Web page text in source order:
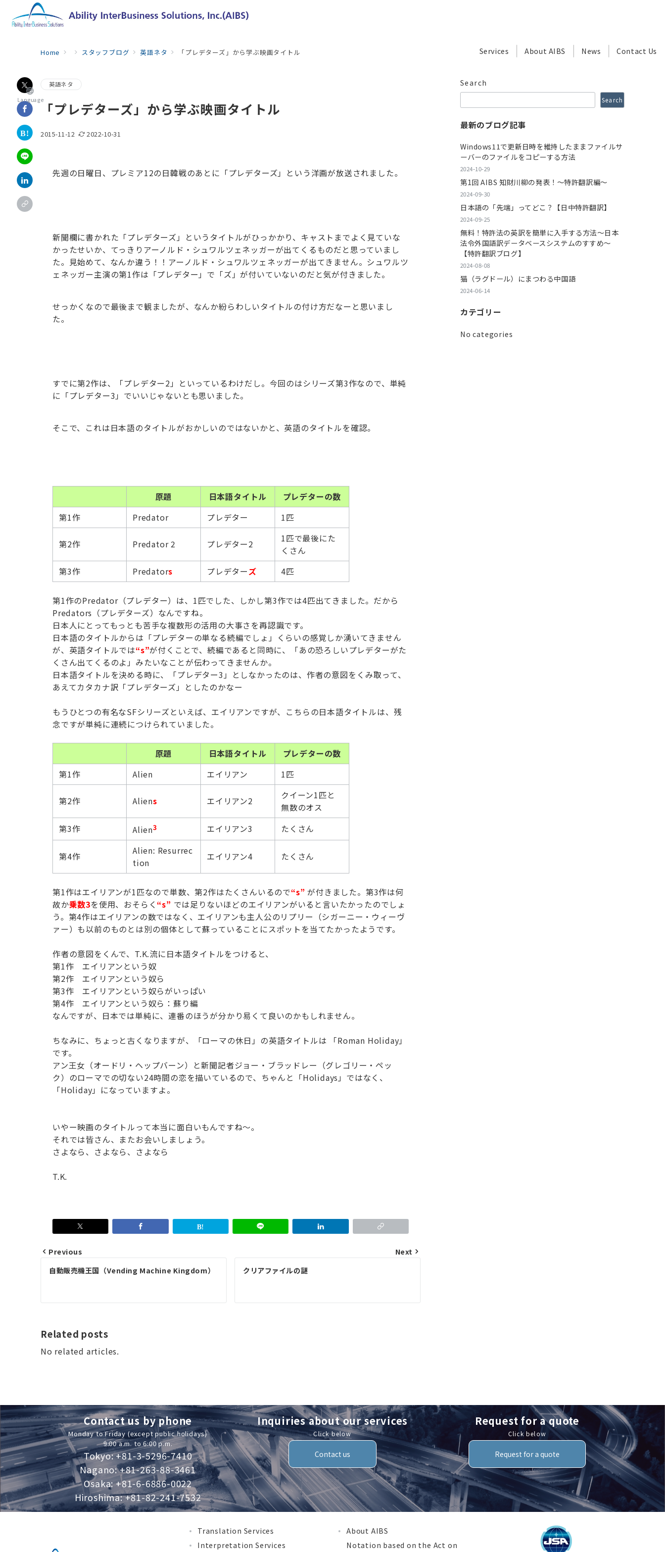
Services About AIBS News Contact Us
Language
Home スタッフブログ 英語ネタ 「プレデターズ」から学ぶ映画タイトル
英語ネタ
「プレデターズ」から学ぶ映画タイトル
2015-11-12 2022-10-31
先週の日曜日、プレミア12の日韓戦のあとに「プレデターズ」という洋画が放送されました。
新聞欄に書かれた「プレデターズ」というタイトルがひっかかり、キャストまでよく見ていな
かったせいか、てっきりアーノルド・シュワルツェネッガーが出てくるものだと思っていまし
た。見始めて、なんか違う！！アーノルド・シュワルツェネッガーが出てきません。シュワルツ
ェネッガー主演の第1作は「プレデター」で「ズ」が付いていないのだと気が付きました。
せっかくなので最後まで観ましたが、なんか紛らわしいタイトルの付け方だなーと思いまし
た。
すでに第2作は、「プレデター2」といっているわけだし。今回のはシリーズ第3作なので、単純
に「プレデター3」でいいじゃないとも思いました。
そこで、これは日本語のタイトルがおかしいのではないかと、英語のタイトルを確認。
原題 日本語タイトル
プレデターの数
第1作
Predator プレデター 1匹
第2作 Predator 2 プレデター2
1匹で最後にた
くさん
第3作
Predators プレデターズ 4匹
第1作のPredator（プレデター）は、1匹でした、しかし第3作では4匹出てきました。だから
Predators（プレデターズ）なんですね。
日本人にとってもっとも苦手な複数形の活用の大事さを再認識です。
日本語のタイトルからは「プレデターの単なる続編でしょ」くらいの感覚しか湧いてきません
が、英語タイトルでは“s”が付くことで、続編であると同時に、「あの恐ろしいプレデターがた
くさん出てくるのよ」みたいなことが伝わってきませんか。
日本語タイトルを決める時に、「プレデター3」としなかったのは、作者の意図をくみ取って、
あえてカタカナ訳「プレデターズ」としたのかなー
もうひとつの有名なSFシリーズといえば、エイリアンですが、こちらの日本語タイトルは、残
念ですが単純に連続につけられていました。
原題 日本語タイトル
プレデターの数
第1作
Alien エイリアン 1匹
第2作 Aliens エイリアン2
クイーン1匹と
無数のオス
第3作
Alien3 エイリアン3 たくさん
第4作
Alien: Resurrec
tion
エイリアン4 たくさん
第1作はエイリアンが1匹なので単数、第2作はたくさんいるので“s”が付きました。第3作は何
故か乗数3を使用、おそらく“s” では足りないほどのエイリアンがいると言いたかったのでしょ
う。第4作はエイリアンの数ではなく、エイリアンも主人公のリプリー（シガーニー・ウィーヴ
ァー）も以前のものとは別の個体として蘇っていることにスポットを当てたかったようです。
作者の意図をくんで、T.K.流に日本語タイトルをつけると、
第1作 エイリアンという奴
第2作 エイリアンという奴ら
第3作 エイリアンという奴らがいっぱい
第4作 エイリアンという奴ら：蘇り編
なんですが、日本では単純に、連番のほうが分かり易くて良いのかもしれません。
ちなみに、ちょっと古くなりますが、「ローマの休日」の英語タイトルは 「Roman Holiday」
です。
アン王女（オードリ・ヘップバーン）と新聞記者ジョー・ブラッドレー（グレゴリー・ペッ
ク）のローマでの切ない24時間の恋を描いているので、ちゃんと「Holidays」ではなく、
「Holiday」になっていますよ。
いやー映画のタイトルって本当に面白いもんですね～。
それでは皆さん、またお会いしましょう。
さよなら、さよなら、さよなら
T.K.
Post
Previous
自動販売機王国（Vending Machine Kingdom）
Next
クリアファイルの謎
Related posts
No related articles.
Search
Search
最新のブログ記事
Windows11で更新日時を維持したままファイルサ
ーバーのファイルをコピーする方法
2024-10-29
第1回 AIBS 知財川柳の発表！～特許翻訳編～
2024-09-30
日本語の「先端」ってどこ？【日中特許翻訳】
2024-09-25
無料！特許法の英訳を簡単に入手する方法～日本
法令外国語訳データベースシステムのすすめ～
【特許翻訳ブログ】
2024-08-08
猫（ラグドール）にまつわる中国語
2024-06-14
カテゴリー
No categories
Contact us by phone
Monday to Friday (except public holidays)
9:00 a.m. to 6:00 p.m.
Tokyo: +81-3-5296-7410
Nagano: +81-263-88-3461
Osaka: +81-6-6886-0022
Hiroshima: +81-82-241-7532
Inquiries about our services
Click below
Contact us
Request for a quote
Click below
Request for a quote
Translation Services
Interpretation Services
About AIBS
Notation based on the Act on